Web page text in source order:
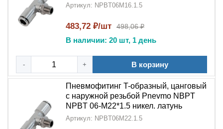
Артикул: NPBT06M16.1.5
483,72 ₽/шт 498,06 ₽
В наличии: 20 шт, 1 день
- + В корзину
Пневмофитинг T-образный, цанговый
с наружной резьбой Pnevmo NBPT
NPBT 06-M22*1.5 никел. латунь
Артикул: NPBT06M22.1.5